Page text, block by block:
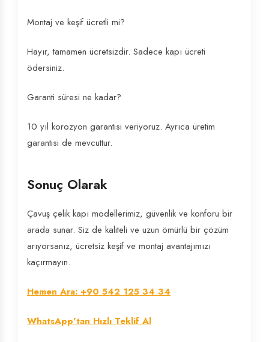
Montaj ve keşif ücretli mi?
Hayır, tamamen ücretsizdir. Sadece kapı ücreti
ödersiniz.
Garanti süresi ne kadar?
10 yıl korozyon garantisi veriyoruz. Ayrıca üretim
garantisi de mevcuttur.
Sonuç Olarak
Çavuş çelik kapı modellerimiz, güvenlik ve konforu bir
arada sunar. Siz de kaliteli ve uzun ömürlü bir çözüm
arıyorsanız, ücretsiz keşif ve montaj avantajımızı
kaçırmayın.
Hemen Ara: +90 542 125 34 34
WhatsApp'tan Hızlı Teklif Al